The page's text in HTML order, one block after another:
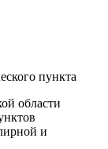
пункта
области
и